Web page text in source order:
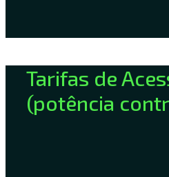
Tarifas de
(potência